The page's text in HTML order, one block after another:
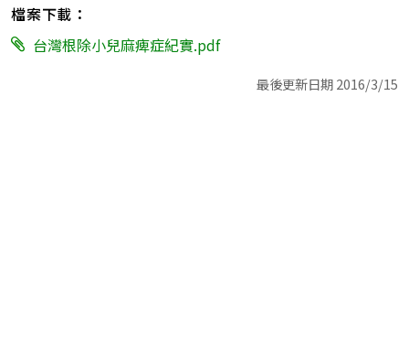
檔案下載：
台灣根除小兒麻痺症紀實.pdf
最後更新日期 2016/3/15